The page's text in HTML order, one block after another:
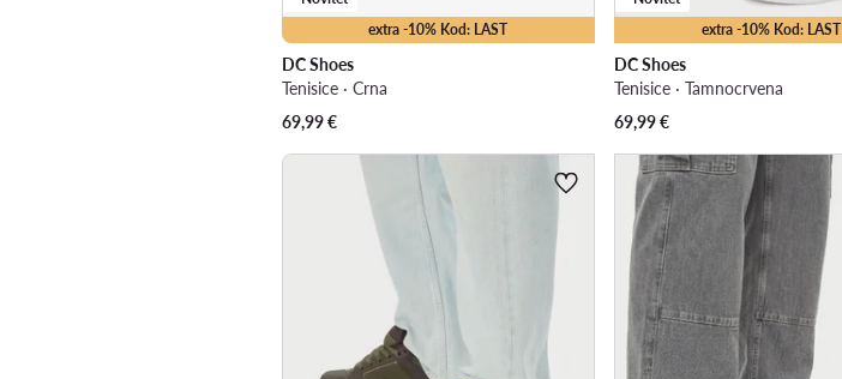
extra -10% Kod: LAST
DC Shoes
Tenisice · Crna
69,99€
extra -10% Kod: LAST
DC Shoes
Tenisice · Tamnocrvena
69,99€